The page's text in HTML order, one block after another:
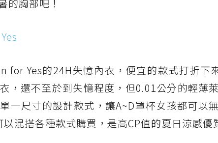
的胸部吧！
for Yes的24H失憶內衣，便宜的款式打折下
，還不至於到失憶程度，但0.01公分的輕薄
一尺寸的設計款式，讓A~D罩杯女孩都可以
混搭各種款式購買，是高CP值的夏日涼感優